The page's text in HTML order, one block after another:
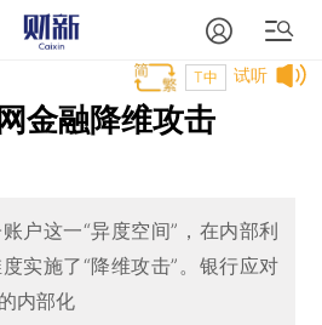
试听
T中
金融降维攻击
户这一“异度空间”，在内部利
实施了“降维攻击”。银行应对
内部化